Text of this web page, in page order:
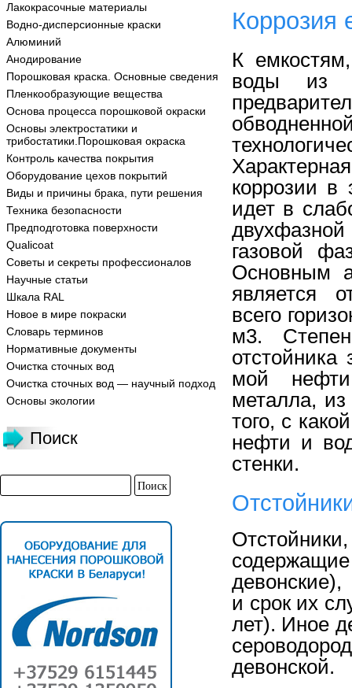
Лакокрасочные материалы
Водно-дисперсионные краски
Алюминий
Анодирование
Порошковая краска. Основные сведения
Пленкообразующие вещества
Основа процесса порошковой окраски
Основы электростатики и
трибостатики.Порошковая окраска
Контроль качества покрытия
Оборудование цехов покрытий
Виды и причины брака, пути решения
Техника безопасности
Предподготовка поверхности
Qualicoat
Советы и секреты профессионалов
Научные статьи
Шкала RAL
Новое в мире покраски
Словарь терминов
Нормативные документы
Очистка сточных вод
Очистка сточных вод — научный подход
Основы экологии
Поиск
Коррозия
К
воды из
коррозии в
идет в
газовой
Основным
является
всего
м3.
отстойника
мой нефти
металла, из
того, с
нефти и
стенки.
девонские),
и срок их
лет). Иное
девонской.